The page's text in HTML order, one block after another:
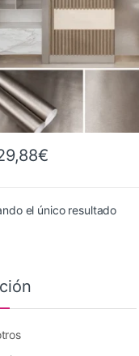
€
el único resultado